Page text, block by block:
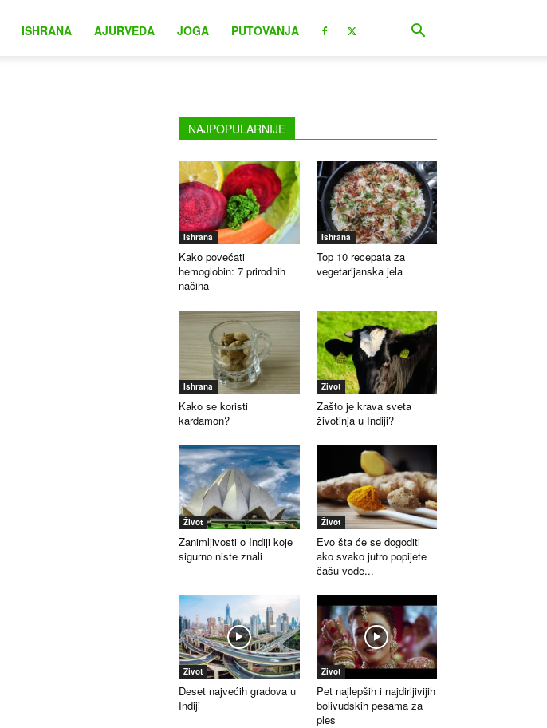
ISHRANA AJURVEDA JOGA PUTOVANJA
NAJPOPULARNIJE
Ishrana
Kako povećati
hemoglobin: 7 prirodnih
načina
Ishrana
Top 10 recepata za
vegetarijanska jela
Ishrana
Kako se koristi
kardamon?
Život
Zašto je krava sveta
životinja u Indiji?
Život
Zanimljivosti o Indiji koje
sigurno niste znali
Život
Evo šta će se dogoditi
ako svako jutro popijete
čašu vode...
Život
Deset najvećih gradova u
Indiji
Život
Pet najlepših i najdirljivijih
bolivudskih pesama za
ples